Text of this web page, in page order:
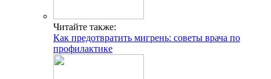
Читайте также:
Как предотвратить мигрень: советы врача по
профилактике